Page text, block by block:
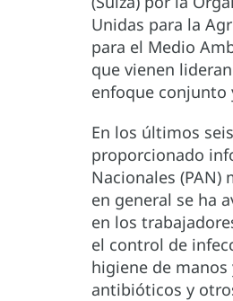
Unidas para la
para el Medio
que vienen
enfoque conjunto
En los últimos
proporcionado
Nacionales
en general se ha
en los
el control de
higiene de
antibióticos y